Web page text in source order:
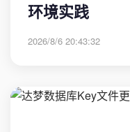
环境实践
2026/8/6 20:43:32